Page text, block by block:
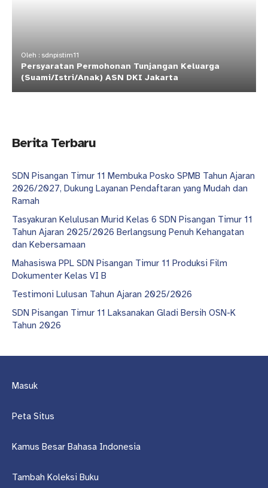
Oleh : sdnpistim11
Persyaratan Permohonan Tunjangan Keluarga
(Suami/Istri/Anak) ASN DKI Jakarta
Berita Terbaru
SDN Pisangan Timur 11 Membuka Posko SPMB Tahun Ajaran
2026/2027, Dukung Layanan Pendaftaran yang Mudah dan
Ramah
Tasyakuran Kelulusan Murid Kelas 6 SDN Pisangan Timur 11
Tahun Ajaran 2025/2026 Berlangsung Penuh Kehangatan
dan Kebersamaan
Mahasiswa PPL SDN Pisangan Timur 11 Produksi Film
Dokumenter Kelas VI B
Testimoni Lulusan Tahun Ajaran 2025/2026
SDN Pisangan Timur 11 Laksanakan Gladi Bersih OSN-K
Tahun 2026
Masuk
Peta Situs
Kamus Besar Bahasa Indonesia
Tambah Koleksi Buku